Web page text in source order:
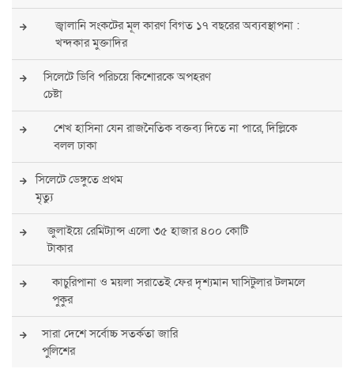
জ্বালানি সংকটের মূল কারণ বিগত ১৭ বছরের অব্যবস্থাপনা :
খন্দকার মুক্তাদির
সিলেটে ডিবি পরিচয়ে কিশোরকে অপহরণ
চেষ্টা
শেখ হাসিনা যেন রাজনৈতিক বক্তব্য দিতে না পারে, দিল্লিকে
বলল ঢাকা
সিলেটে ডেঙ্গুতে প্রথম
মৃত্যু
জুলাইয়ে রেমিট্যান্স এলো ৩৫ হাজার ৪০০ কোটি
টাকার
কাচুরিপানা ও ময়লা সরাতেই ফের দৃশ্যমান ঘাসিটুলার টলমলে
পুকুর
সারা দেশে সর্বোচ্চ সতর্কতা জারি
পুলিশের